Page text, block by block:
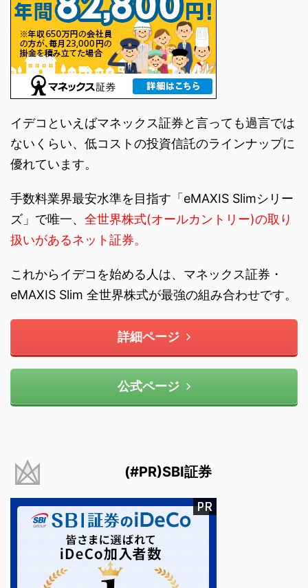
イデコといえばマネックス証券と言っても過言では
ないくらい、低コストの投資信託のラインナップに
優れています。
手数料業界最安水準を目指す「eMAXIS Slimシリー
ズ」で唯一、 全世界株式(オールカントリー)の取り
扱いがあるネット証券。
これからイデコを始める人は、マネックス証券・
eMAXIS Slim 全世界株式が最強の組み合わせです。
詳細ページ
公式ページ
(#PR)SBI証券